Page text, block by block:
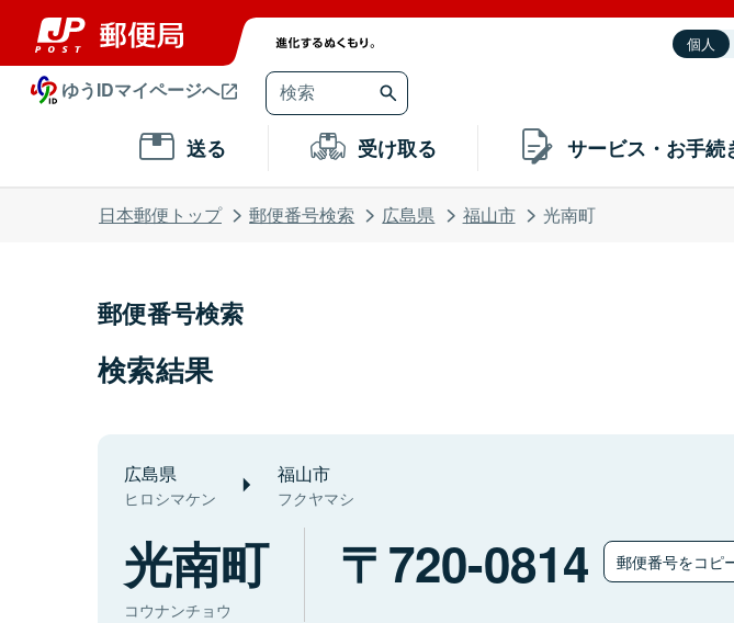
個人
ゆうIDマイページへ
送る 受け取る サービス・お手続
日本郵便トップ 郵便番号検索 広島県 福山市 光南町
郵便番号検索
検索結果
広島県
ヒロシマケン
福山市
フクヤマシ
光南町
コウナンチョウ
720-0814 郵便番号をコピ